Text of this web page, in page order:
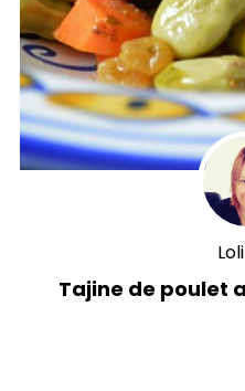
Tajine de poulet